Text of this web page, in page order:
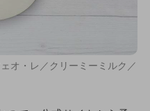
オ・レ／クリーミーミルク／